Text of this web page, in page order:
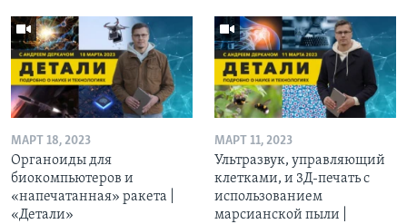
МАРТ 18, 2023
Органоиды для
биокомпьютеров и
«напечатанная» ракета |
«Детали»
МАРТ 11, 2023
Ультразвук, управляющий
клетками, и 3Д-печать c
использованием
марсианской пыли |